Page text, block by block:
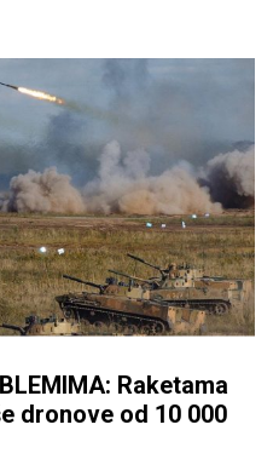
Raketama
dronove od 10 000